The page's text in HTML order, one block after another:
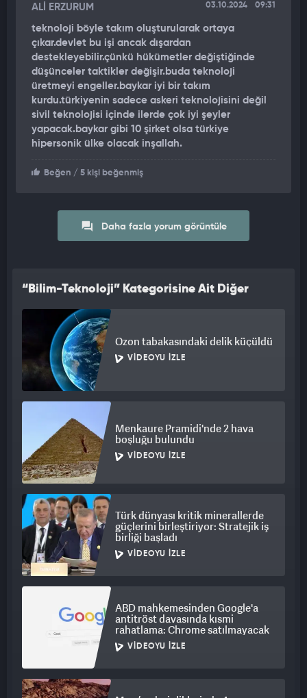
ALİ ERZURUM 03.10.2024 09:31
teknoloji böyle takım oluşturularak ortaya
çıkar.devlet bu işi ancak dışardan
destekleyebilir.çünkü hükümetler değiştiğinde
düşünceler taktikler değişir.buda teknoloji
üretmeyi engeller.baykar iyi bir takım
kurdu.türkiyenin sadece askeri teknolojisini değil
sivil teknolojisi içinde ilerde çok iyi şeyler
yapacak.baykar gibi 10 şirket olsa türkiye
hipersonik ülke olacak inşallah.
Beğen / 5 kişi beğenmiş
Daha fazla yorum görüntüle
“Bilim-Teknoloji” Kategorisine Ait Diğer
Videolar
Ozon tabakasındaki delik küçüldü
VIDEOYU İZLE
Menkaure Pramidi'nde 2 hava
boşluğu bulundu
VIDEOYU İZLE
Türk dünyası kritik minerallerde
güçlerini birleştiriyor: Stratejik iş
birliği başladı
VIDEOYU İZLE
ABD mahkemesinden Google'a
antitröst davasında kısmi
rahatlama: Chrome satılmayacak
VIDEOYU İZLE